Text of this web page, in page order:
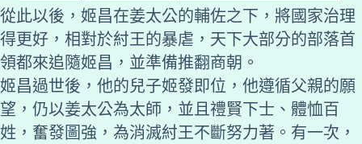
從此以後，姬昌在姜太公的輔佐之下，將國家治理
得更好，相對於紂王的暴虐，天下大部分的部落首
領都來追隨姬昌，並準備推翻商朝。
姬昌過世後，他的兒子姬發即位，他遵循父親的願
望，仍以姜太公為太師，並且禮賢下士、體恤百
姓，奮發圖強，為消滅紂王不斷努力著。有一次，